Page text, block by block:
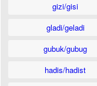
gizi/gisi
gladi/geladi
gubuk/gubug
hadis/hadist